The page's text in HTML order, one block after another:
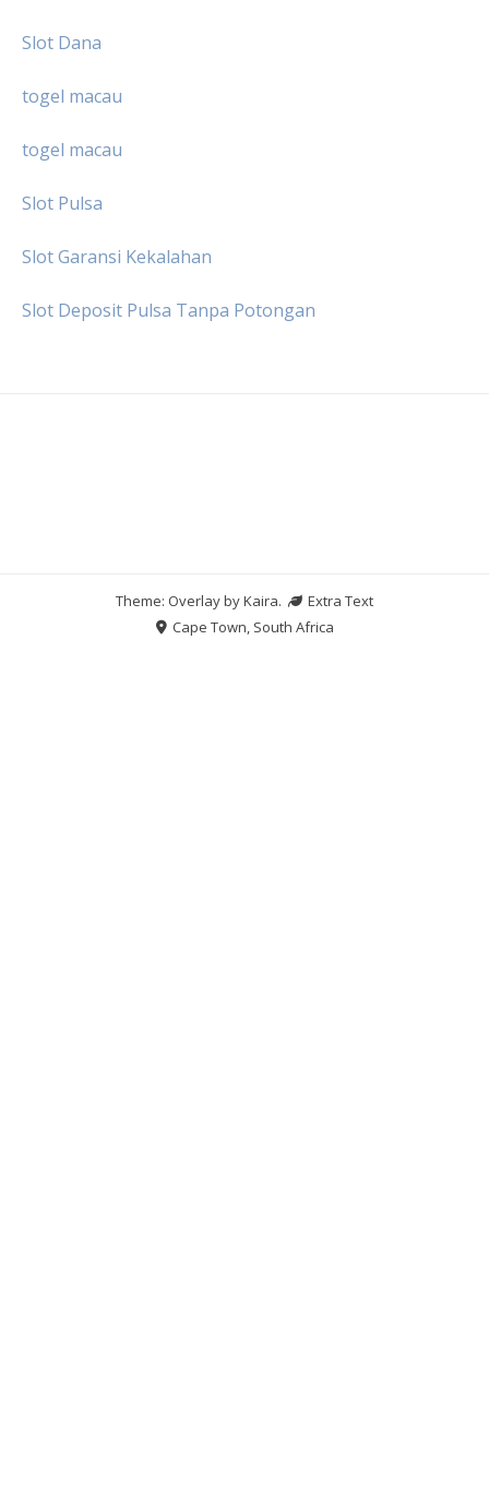
Slot Dana
togel macau
togel macau
Slot Pulsa
Slot Garansi Kekalahan
Slot Deposit Pulsa Tanpa Potongan
Theme: Overlay byKaira.
Extra Text
Cape Town, South Africa